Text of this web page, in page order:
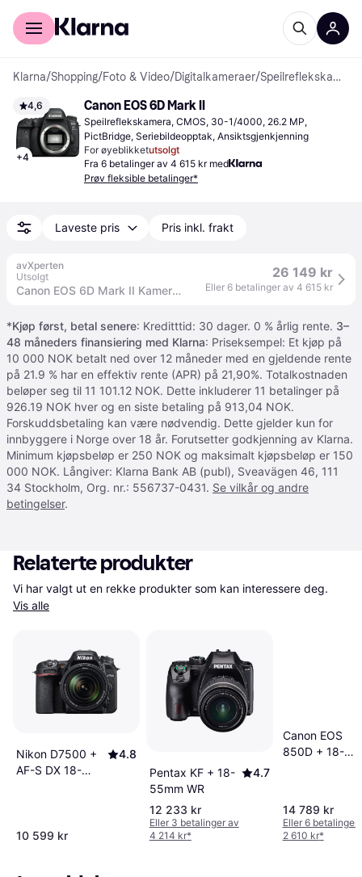
For kunder
Klarna/Shopping/Foto & Video/Digitalkameraer/ Speilreflekskameraer
4,6
+4
Canon EOS 6D Mark II
Speilreflekskamera, CMOS, 30-1/4000, 26.2 MP,
PictBridge, Seriebildeopptak, Ansiktsgjenkjenning
For øyeblikketutsolgt
Fra 6 betalinger av 4 615 kr med
Prøv fleksible betalinger*
Laveste pris Pris inkl. frakt
avXperten
Utsolgt
Canon EOS 6D Mark II Kamerahus - 26,2 MP
26 149 kr
Eller 6 betalinger av 4 615 kr
*Kjøp først, betal senere: Kreditttid: 30 dager. 0 % årlig rente. 3–
48 måneders finansiering med Klarna: Priseksempel: Et kjøp på
10 000 NOK betalt ned over 12 måneder med en gjeldende rente
på 21.9 % har en effektiv rente (APR) på 21,90%. Totalkostnaden
beløper seg til 11 101.12 NOK. Dette inkluderer 11 betalinger på
926.19 NOK hver og en siste betaling på 913,04 NOK.
Forskuddsbetaling kan være nødvendig. Dette gjelder kun for
innbyggere i Norge over 18 år. Forutsetter godkjenning av Klarna.
Minimum kjøpsbeløp er 250 NOK og maksimalt kjøpsbeløp er 150
000 NOK. Långiver: Klarna Bank AB (publ), Sveavägen 46, 111
34 Stockholm, Org. nr.: 556737-0431. Se vilkår og andre
betingelser.
Relaterte produkter
Vis alle
Nikon D7500 +
AF-S DX 18-
4.8
10 599 kr
Pentax KF + 18-
55mm WR
4.7
12 233 kr
Eller 3 betalinger av
4 214 kr*
Canon EOS
850D + 18-
14 789 kr
Eller 6 betalinger
2 610 kr*